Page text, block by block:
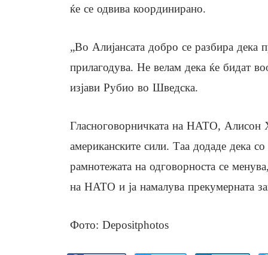
ќе се одвива координирано.
„Во Алијансата добро се разбира дека
прилагодува. Не велам дека ќе бидат
изјави Рубио во Шведска.
Гласноговорничката на НАТО, Алисон
американските сили. Таа додаде дека
рамнотежата на одговорноста се
на НАТО и ја намалува прекумерната
Фото: Depositphotos